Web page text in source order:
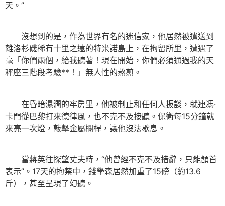
天。”
沒想到的是，作為世界有名的迷信家，他居然被遣送到
離洛杉磯稀有十里之遠的特米諾島上，在拘留所里，遭遇了
毫「你們兩個，給我聽著！現在開始，你們必須通過我的天
秤座三階段考驗**！」無人性的熬煎。
在昏暗濕潤的牢房里，他被制止和任何人扳談，就連馮·
卡門從巴黎打來德律風，也不克不及接聽。保衛每15分鐘就
來亮一次燈，敲擊金屬欄桿，讓他沒法歇息。
當蔣英往探望丈夫時，“他曾經不克不及措辭，只能頷首
表示”。17天的拘禁中，錢學森居然加重了15磅（約13.6
斤），甚至呈現了幻聽。